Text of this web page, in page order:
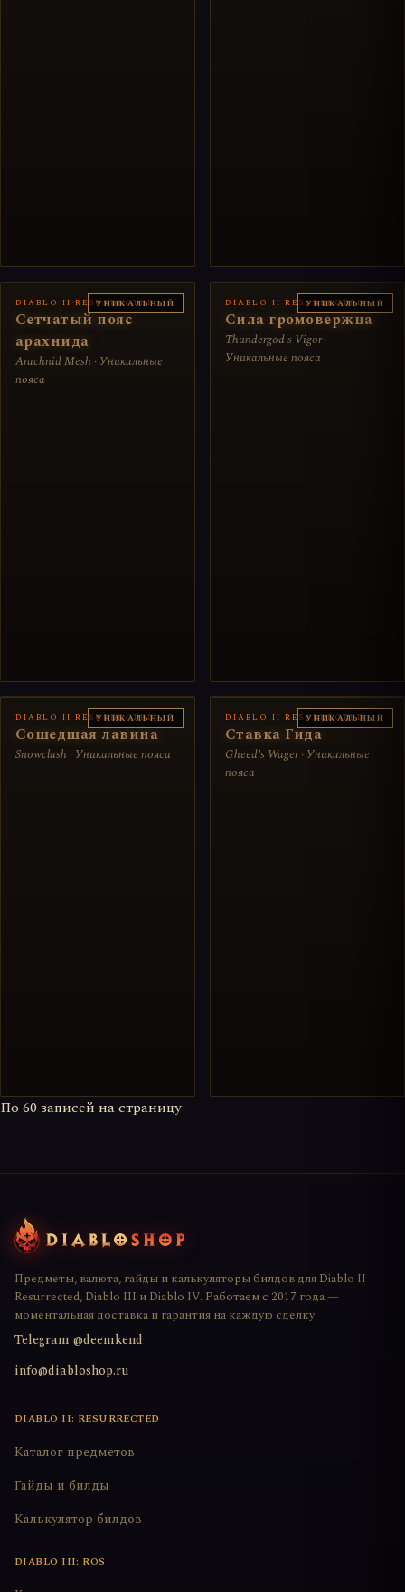
УНИКАЛЬНЫЙ
DIABLO II RESURRECTED
Сетчатый пояс
арахнида
Arachnid Mesh · Уникальные
пояса
УНИКАЛЬНЫЙ
DIABLO II RESURRECTED
Сила громовержца
Thundergod's Vigor ·
Уникальные пояса
УНИКАЛЬНЫЙ
DIABLO II RESURRECTED
Сошедшая лавина
Snowclash · Уникальные пояса
УНИКАЛЬНЫЙ
DIABLO II RESURRECTED
Ставка Гида
Gheed's Wager · Уникальные
пояса
По 60 записей на страницу
Предметы, валюта, гайды и калькуляторы билдов для Diablo II
Resurrected, Diablo III и Diablo IV. Работаем с 2017 года —
моментальная доставка и гарантия на каждую сделку.
Telegram @deemkend
info@diabloshop.ru
DIABLO II: RESURRECTED
Каталог предметов
Гайды и билды
Калькулятор билдов
DIABLO III: ROS